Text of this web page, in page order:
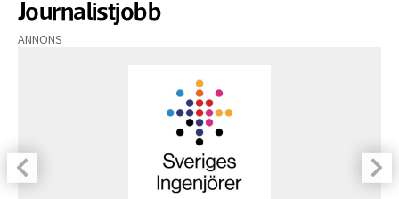
Journalistjobb
ANNONS